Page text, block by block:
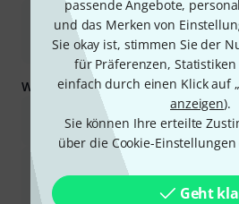
passende Angebote,
und das Merken von
Sie okay ist, stimmen Sie der
für Präferenzen,
einfach durch einen Klick auf
anzeigen).
Sie können Ihre erteilte
über die Cookie-Einstellungen
Geht
Sie bieten ein ausgezeichnetes Preis-
sind daher eine hervorragende
Veranstaltungen und Setups.
Was Sie außerdem wissen sollten:
Die Basswiedergabe ist begrenzt, und
Klangbereich ist oft ein Subwoofer
Manche Nutzer empfanden die
sodass gelegentlich ein Equalizer für
erforderlich war.